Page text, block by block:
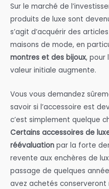
Sur le marché de
produits de luxe sont
s’agit d’acquérir des
maisons de mode, en
montres et des bijoux, pour
valeur initiale augmente.
Vous vous demandez
savoir si l’accessoire est
c’est simplement quelque
Certains accessoires de
réévaluation par la forte
revente aux enchères de
passage de quelques
avez achetés conserveront